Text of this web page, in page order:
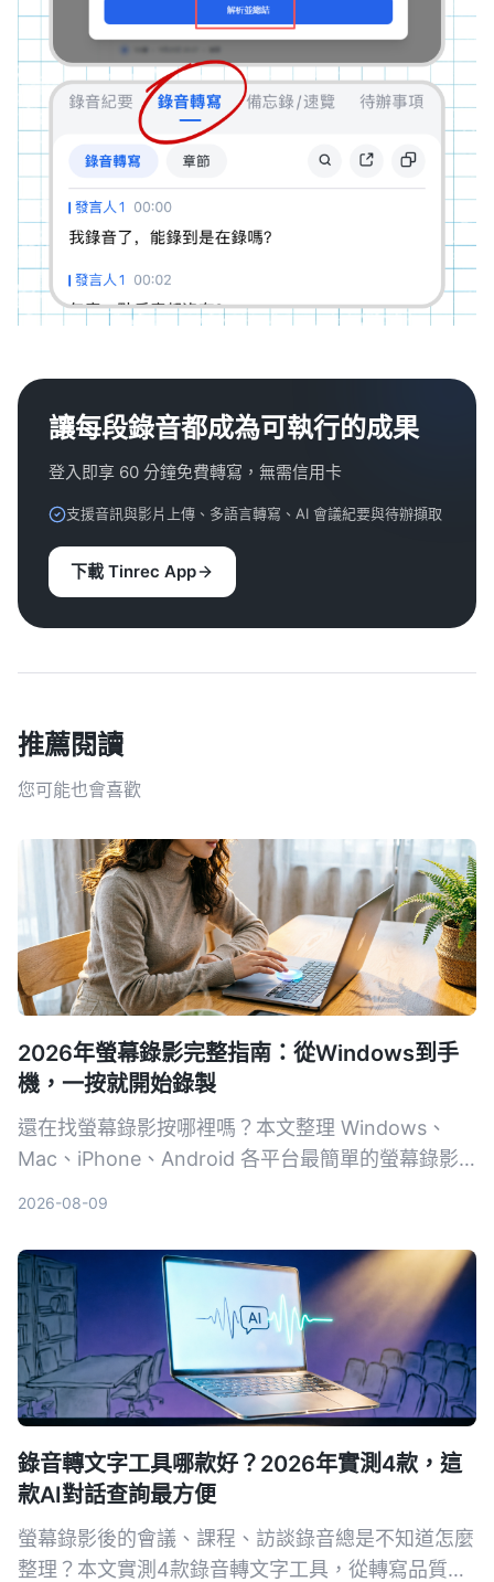
讓每段錄音都成為可執行的成果
登入即享 60 分鐘免費轉寫，無需信用卡
支援音訊與影片上傳、多語言轉寫、AI 會議紀要與待辦擷取
下載 Tinrec App
推薦閱讀
您可能也會喜歡
2026年螢幕錄影完整指南：從Windows到手
機，一按就開始錄製
還在找螢幕錄影按哪裡嗎？本文整理 Windows、
Mac、iPhone、Android 各平台最簡單的螢幕錄影
2026-08-09
錄音轉文字工具哪款好？2026年實測4款，這
款AI對話查詢最方便
螢幕錄影後的會議、課程、訪談錄音總是不知道怎麼
整理？本文實測4款錄音轉文字工具，從轉寫品質、